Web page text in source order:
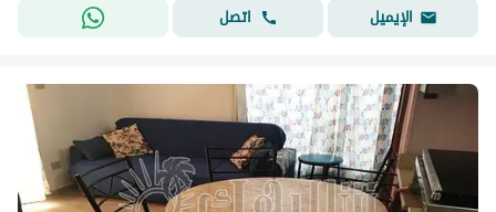
الإيميل
اتصل